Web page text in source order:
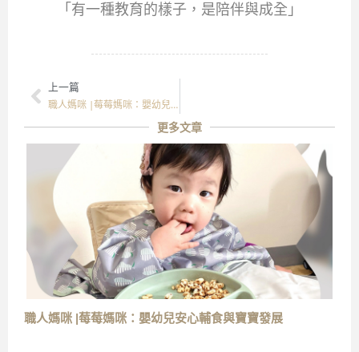
「有一種教育的樣子，是陪伴與成全」
上一篇
職人媽咪 |莓莓媽咪：嬰幼兒安心輔食與寶寶發展
更多文章
職人媽咪 |莓莓媽咪：嬰幼兒安心輔食與寶寶發展